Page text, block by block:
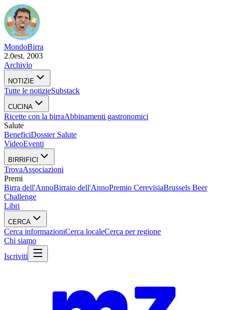
MondoBirra
2.0est. 2003
Archivio
NOTIZIE
Tutte le notizieSubstack
CUCINA
Ricette con la birraAbbinamenti gastronomici
Salute
BeneficiDossier Salute
VideoEventi
BIRRIFICI
TrovaAssociazioni
Premi
Birra dell'AnnoBirraio dell'AnnoPremio CerevisiaBrussels Beer
Challenge
Libri
CERCA
Cerca informazioniCerca localeCerca per regione
Chi siamo
Iscriviti